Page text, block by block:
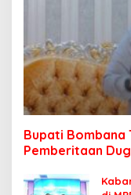
Bupati Bombana
Pemberitaan